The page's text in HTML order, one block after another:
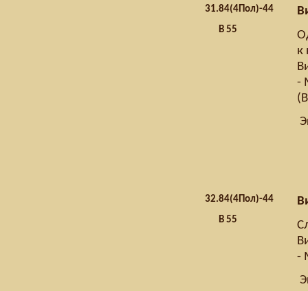
31.84(4Пол)-44
В 55
к
-
32.84(4Пол)-44
В 55
-